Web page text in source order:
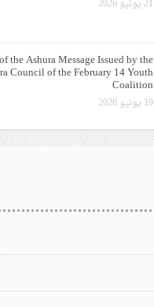
21 يونيو 2026
the Ashura Message Issued by the
Council of the February 14 Youth
Coalition
19 يونيو 2026